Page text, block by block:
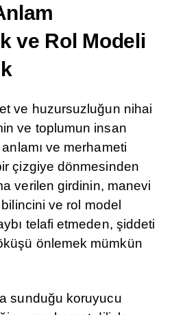
ve Rol Modeli
ve huzursuzluğun nihai
ve toplumun insan
anlamı ve merhameti
çizgiye dönmesinden
verilen girdinin, manevi
ve rol model
telafi etmeden, şiddeti
önlemek mümkün
sunduğu koruyucu